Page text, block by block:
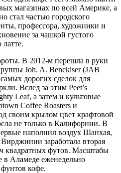
магазинах по всей Америке, а
стал частью городского
профессора, художники и
за чашкой густого
В 2012-м перешла в руки
Joh. A. Benckiser (JAB
дорогих сделок для
Вслед за этим Peet’s
Leaf, а затем и культовые
Coffee Roasters и
своим крылом цвет крафтовой
не только в Калифорнии. В
наполнил воздух Шанхая,
заработала вторая
квадратных футов. Масштабы
в Аламеде еженедельно
кофе.